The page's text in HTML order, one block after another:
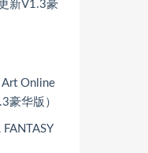
Online
豪华版）